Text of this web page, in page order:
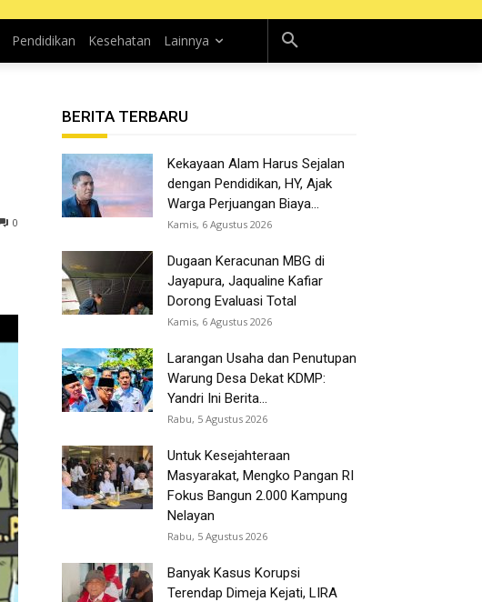
Pendidikan Kesehatan Lainnya
0
BERITA TERBARU
Kekayaan Alam Harus Sejalan
dengan Pendidikan, HY, Ajak
Warga Perjuangan Biaya...
Kamis, 6 Agustus 2026
Dugaan Keracunan MBG di
Jayapura, Jaqualine Kafiar
Dorong Evaluasi Total
Kamis, 6 Agustus 2026
Larangan Usaha dan Penutupan
Warung Desa Dekat KDMP:
Yandri Ini Berita...
Rabu, 5 Agustus 2026
Untuk Kesejahteraan
Masyarakat, Mengko Pangan RI
Fokus Bangun 2.000 Kampung
Nelayan
Rabu, 5 Agustus 2026
Banyak Kasus Korupsi
Terendap Dimeja Kejati, LIRA